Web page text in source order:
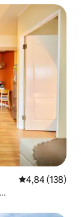
4,84 de uma
4,84 (138)